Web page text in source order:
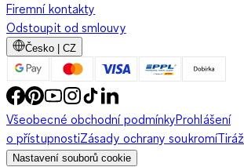
Firemní kontakty
Odstoupit od smlouvy
Česko | CZ
Všeobecné obchodní podmínkyProhlášení
o přístupnostiZásady ochrany soukromíTiráž
Nastavení souborů cookie